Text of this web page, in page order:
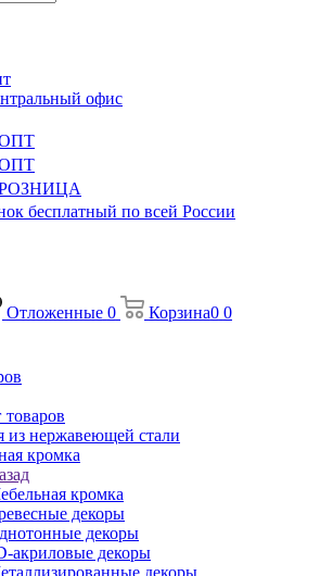
офис
бесплатный по всей России
Отложенные 0 Корзина0 0
товаров
из нержавеющей стали
кромка
кромка
декоры
декоры
акриловые декоры
декоры